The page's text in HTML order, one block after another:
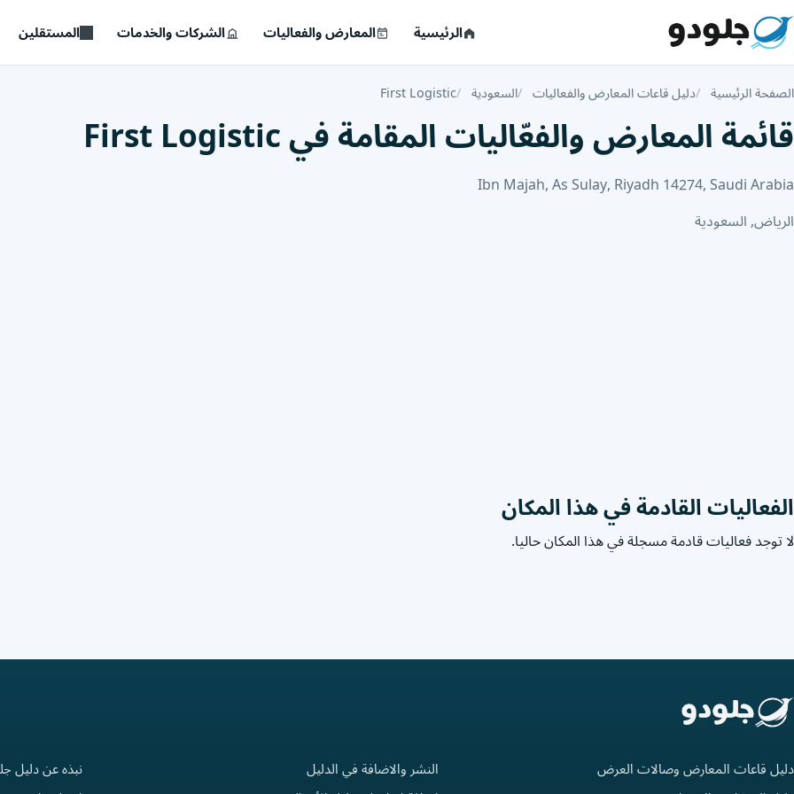
الرئيسية المعارض والفعاليات الشركات والخدمات المستقلين
الصفحة الرئيسية دليل قاعات المعارض والفعاليات السعودية First Logistic
قائمة المعارض والفعّاليات المقامة في First Logistic
Ibn Majah, As Sulay, Riyadh 14274, Saudi Arabia
الرياض, السعودية
الفعاليات القادمة في هذا المكان
لا توجد فعاليات قادمة مسجلة في هذا المكان حاليا.
دليل قاعات المعارض وصالات العرض
النشر والاضافة في الدليل
نبذه عن دليل